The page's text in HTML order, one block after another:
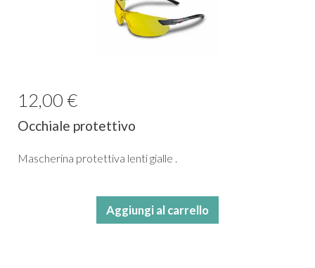
12,00 €
Occhiale protettivo
Mascherina protettiva lenti gialle .
Aggiungi al carrello